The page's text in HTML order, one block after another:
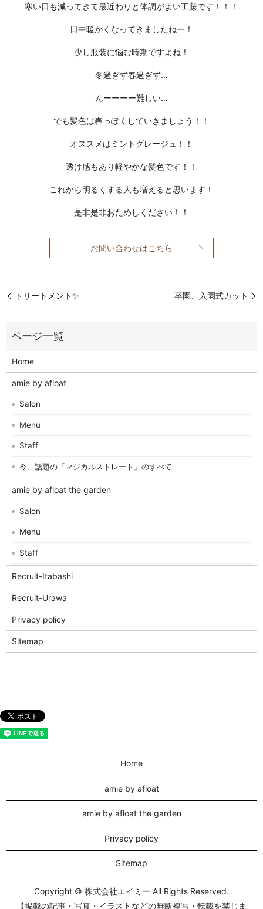
寒い日も減ってきて最近わりと体調がよい工藤です！！！
日中暖かくなってきましたねー！
少し服装に悩む時期ですよね！
冬過ぎず春過ぎず…
んーーーー難しい…
でも髪色は春っぽくしていきましょう！！
オススメはミントグレージュ！！
透け感もあり軽やかな髪色です！！
これから明るくする人も増えると思います！
是非是非おためしください！！
お問い合わせはこちら
トリートメント✨ 卒園、入園式カット
Home
amie by afloat
Salon
Menu
Staff
今、話題の「マジカルストレート」のすべて
amie by afloat the garden
Salon
Menu
Staff
Recruit-Itabashi
Recruit-Urawa
Privacy policy
Sitemap
Home
amie by afloat
amie by afloat the garden
Privacy policy
Sitemap
Copyright © 株式会社エイミー All Rights Reserved.
【掲載の記事・写真・イラストなどの無断複写・転載を禁じま